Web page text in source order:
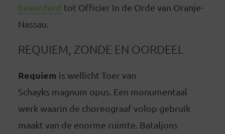
bevorderd tot Officier In de Orde van Oranje-
Nassau.
REQUIEM, ZONDE EN OORDEEL
Requiem is wellicht Toer van
Schayks magnum opus. Een monumentaal
werk waarin de choreograaf volop gebruik
maakt van de enorme ruimte. Bataljons